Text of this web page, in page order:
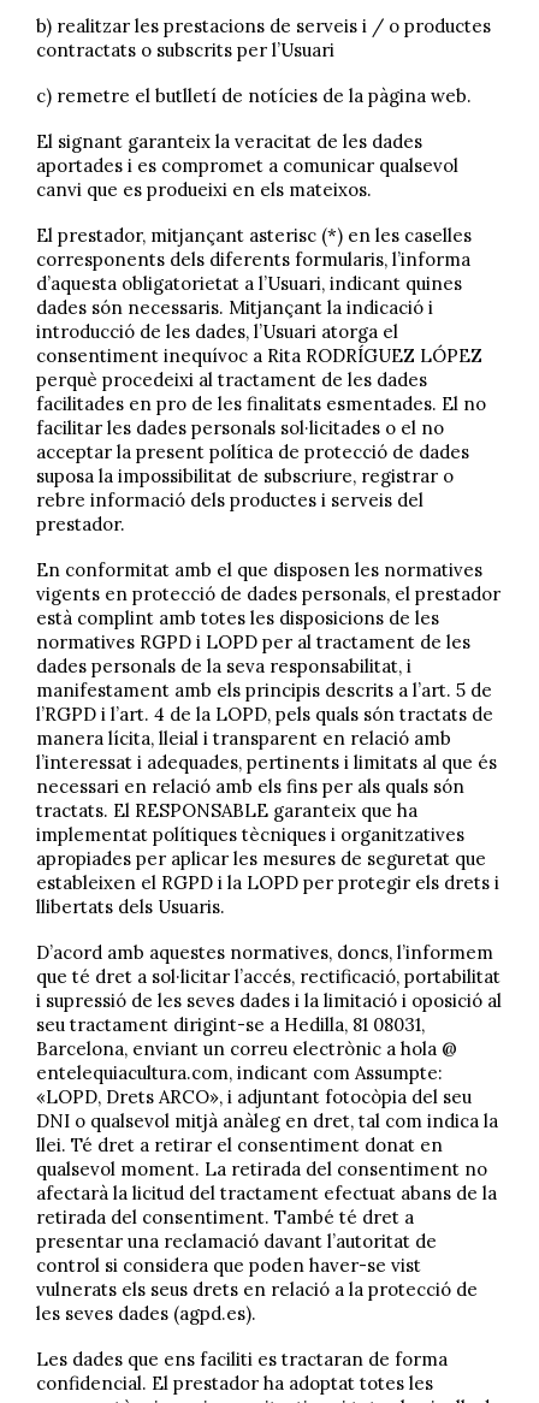
b) realitzar les prestacions de serveis i / o productes
contractats o subscrits per l’Usuari
c) remetre el butlletí de notícies de la pàgina web.
El signant garanteix la veracitat de les dades
aportades i es compromet a comunicar qualsevol
canvi que es produeixi en els mateixos.
El prestador, mitjançant asterisc (*) en les caselles
corresponents dels diferents formularis, l’informa
d’aquesta obligatorietat a l’Usuari, indicant quines
dades són necessaris. Mitjançant la indicació i
introducció de les dades, l’Usuari atorga el
consentiment inequívoc a Rita RODRÍGUEZ LÓPEZ
perquè procedeixi al tractament de les dades
facilitades en pro de les finalitats esmentades. El no
facilitar les dades personals sol·licitades o el no
acceptar la present política de protecció de dades
suposa la impossibilitat de subscriure, registrar o
rebre informació dels productes i serveis del
prestador.
En conformitat amb el que disposen les normatives
vigents en protecció de dades personals, el prestador
està complint amb totes les disposicions de les
normatives RGPD i LOPD per al tractament de les
dades personals de la seva responsabilitat, i
manifestament amb els principis descrits a l’art. 5 de
l’RGPD i l’art. 4 de la LOPD, pels quals són tractats de
manera lícita, lleial i transparent en relació amb
l’interessat i adequades, pertinents i limitats al que és
necessari en relació amb els fins per als quals són
tractats. El RESPONSABLE garanteix que ha
implementat polítiques tècniques i organitzatives
apropiades per aplicar les mesures de seguretat que
estableixen el RGPD i la LOPD per protegir els drets i
llibertats dels Usuaris.
D’acord amb aquestes normatives, doncs, l’informem
que té dret a sol·licitar l’accés, rectificació, portabilitat
i supressió de les seves dades i la limitació i oposició al
seu tractament dirigint-se a Hedilla, 81 08031,
Barcelona, ​​enviant un correu electrònic a hola @
entelequiacultura.com, indicant com Assumpte:
«LOPD, Drets ARCO», i adjuntant fotocòpia del seu
DNI o qualsevol mitjà anàleg en dret, tal com indica la
llei. Té dret a retirar el consentiment donat en
qualsevol moment. La retirada del consentiment no
afectarà la licitud del tractament efectuat abans de la
retirada del consentiment. També té dret a
presentar una reclamació davant l’autoritat de
control si considera que poden haver-se vist
vulnerats els seus drets en relació a la protecció de
les seves dades (agpd.es).
Les dades que ens faciliti es tractaran de forma
confidencial. El prestador ha adoptat totes les